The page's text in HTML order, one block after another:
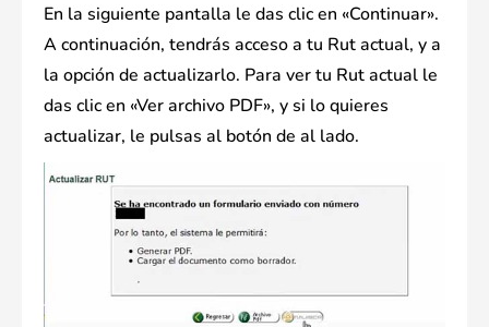
En la siguiente pantalla le das clic en «Continuar».
A continuación, tendrás acceso a tu Rut actual, y a
la opción de actualizarlo. Para ver tu Rut actual le
das clic en «Ver archivo PDF», y si lo quieres
actualizar, le pulsas al botón de al lado.